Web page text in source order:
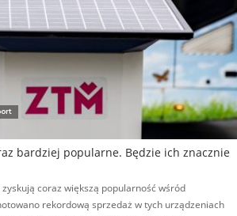
bardziej popularne. Będzie ich znacznie
coraz większą popularność wśród
rekordową sprzedaż w tych urządzeniach